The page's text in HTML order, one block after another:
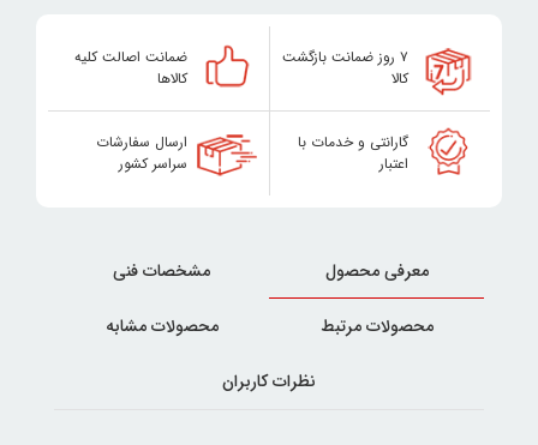
۷ روز ضمانت بازگشت
کالا
ضمانت اصالت کلیه
کالاها
گارانتی و خدمات با
اعتبار
ارسال سفارشات
سراسر کشور
معرفی محصول مشخصات فنی
محصولات مرتبط محصولات مشابه
نظرات کاربران